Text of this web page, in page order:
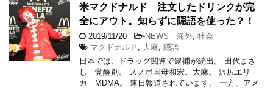
米マクドナルド 注文したドリンクが完
全にアウト。知らずに隠語を使った？！
2019/11/20 -NEWS 海外 社会
マクドナルド
大麻 隠語
日本では、ドラッグ関連で逮捕が続出。 田代まさ
し 覚醒剤。 スノボ国母和宏。大麻。 沢尻エリ
カ MDMA。 連日報道されています。 一方、アメ